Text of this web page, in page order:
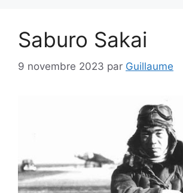
Saburo Sakai
9 novembre 2023 par Guillaume